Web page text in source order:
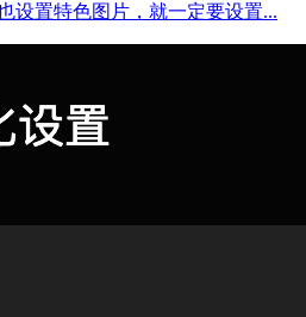
设置特色图片，就一定要设置...